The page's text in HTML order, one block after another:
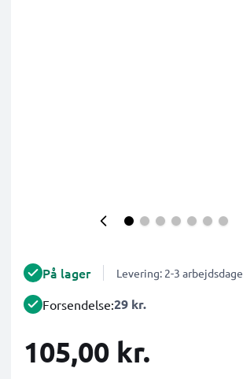
På lager Levering: 2-3 arbejdsdage
Forsendelse:29 kr.
105,00 kr.